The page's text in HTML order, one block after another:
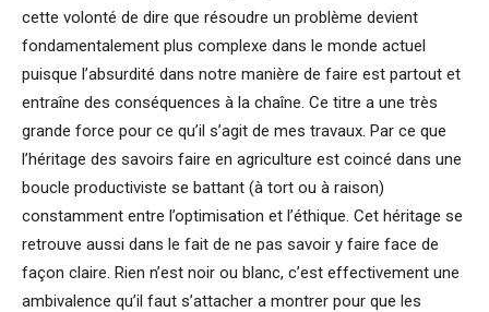
cette volonté de dire que résoudre un problème devient
fondamentalement plus complexe dans le monde actuel
puisque l’absurdité dans notre manière de faire est partout et
entraîne des conséquences à la chaîne. Ce titre a une très
grande force pour ce qu’il s’agit de mes travaux. Par ce que
l’héritage des savoirs faire en agriculture est coincé dans une
boucle productiviste se battant (à tort ou à raison)
constamment entre l’optimisation et l’éthique. Cet héritage se
retrouve aussi dans le fait de ne pas savoir y faire face de
façon claire. Rien n’est noir ou blanc, c’est effectivement une
ambivalence qu’il faut s’attacher a montrer pour que les